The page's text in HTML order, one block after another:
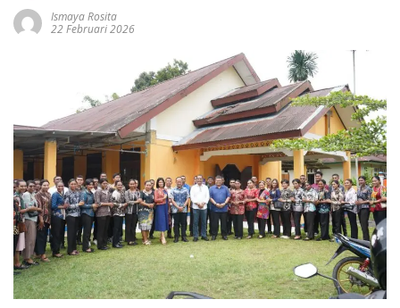
Ismaya Rosita
22 Februari 2026